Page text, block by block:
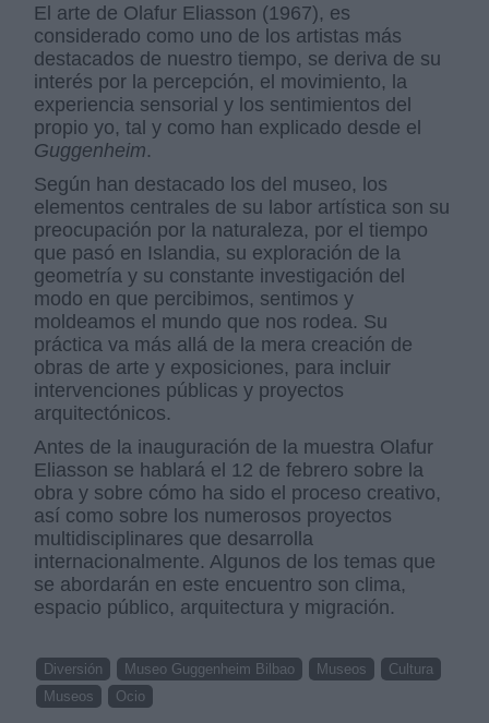
El arte de Olafur Eliasson (1967), es
considerado como uno de los artistas más
destacados de nuestro tiempo, se deriva de su
interés por la percepción, el movimiento, la
experiencia sensorial y los sentimientos del
propio yo, tal y como han explicado desde el
Guggenheim.
Según han destacado los del museo, los
elementos centrales de su labor artística son su
preocupación por la naturaleza, por el tiempo
que pasó en Islandia, su exploración de la
geometría y su constante investigación del
modo en que percibimos, sentimos y
moldeamos el mundo que nos rodea. Su
práctica va más allá de la mera creación de
obras de arte y exposiciones, para incluir
intervenciones públicas y proyectos
arquitectónicos.
Antes de la inauguración de la muestra Olafur
Eliasson se hablará el 12 de febrero sobre la
obra y sobre cómo ha sido el proceso creativo,
así como sobre los numerosos proyectos
multidisciplinares que desarrolla
internacionalmente. Algunos de los temas que
se abordarán en este encuentro son clima,
espacio público, arquitectura y migración.
Diversión Museo Guggenheim Bilbao Museos
Cultura
Museos
Ocio